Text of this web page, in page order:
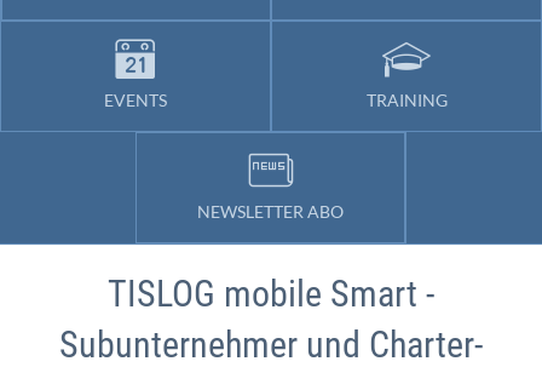
EVENTS TRAINING
NEWSLETTER ABO
TISLOG mobile Smart -
Subunternehmer und Charter-